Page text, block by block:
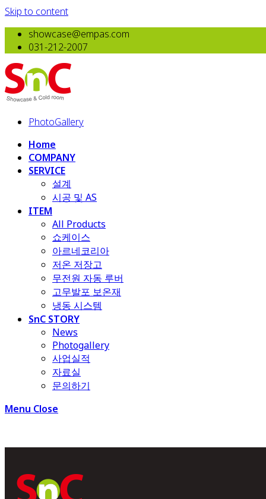
Skip to content
showcase@empas.com
031-212-2007
PhotoGallery
Home
COMPANY
SERVICE
설계
시공 및 AS
ITEM
All Products
​쇼케이스
아르네코리아
저온 저장고
무전원 자동 루버
고무발포 보온재
냉동 시스템
SnC STORY
News
Photogallery
사업실적
자료실
문의하기
Menu Close